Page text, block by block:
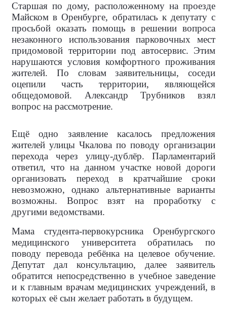
Старшая по дому, расположенному на проезде
Майском в Оренбурге, обратилась к депутату с
просьбой оказать помощь в решении вопроса
незаконного использования парковочных мест
придомовой территории под автосервис. Этим
нарушаются условия комфортного проживания
жителей. По словам заявительницы, соседи
оцепили часть территории, являющейся
общедомовой. Александр Трубников взял
вопрос на рассмотрение.
Ещё одно заявление касалось предложения
жителей улицы Чкалова по поводу организации
перехода через улицу-дублёр. Парламентарий
ответил, что на данном участке новой дороги
организовать переход в кратчайшие сроки
невозможно, однако альтернативные варианты
возможны. Вопрос взят на проработку с
другими ведомствами.
Мама студента-первокурсника Оренбургского
медицинского университета обратилась по
поводу перевода ребёнка на целевое обучение.
Депутат дал консультацию, далее заявитель
обратится непосредственно в учебное заведение
и к главным врачам медицинских учреждений, в
которых её сын желает работать в будущем.